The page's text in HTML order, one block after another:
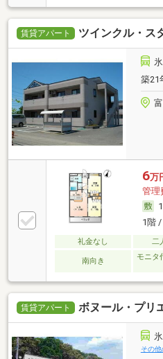
賃貸アパート ツインクル・ス
築21
6万
管理
1階 /
礼金なし 二
南向き
モニタ
賃貸アパート ボヌール・プリ
その他